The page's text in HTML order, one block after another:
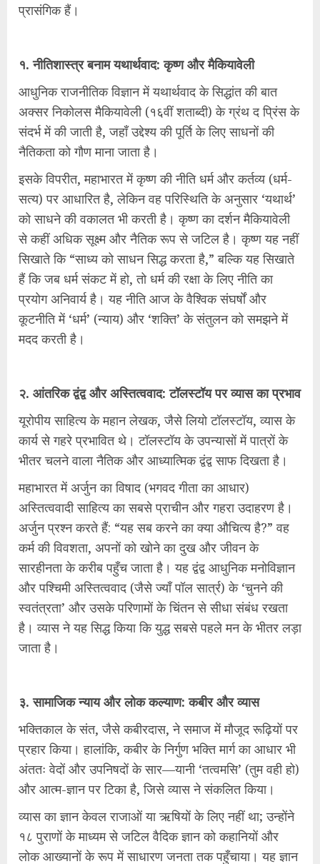
प्रासंगिक हैं।
१. नीतिशास्त्र बनाम यथार्थवाद: कृष्ण और मैकियावेली
आधुनिक राजनीतिक विज्ञान में यथार्थवाद के सिद्धांत की बात
अक्सर निकोलस मैकियावेली (१६वीं शताब्दी) के ग्रंथ द प्रिंस के
संदर्भ में की जाती है, जहाँ उद्देश्य की पूर्ति के लिए साधनों की
नैतिकता को गौण माना जाता है।
इसके विपरीत, महाभारत में कृष्ण की नीति धर्म और कर्तव्य (धर्म-
सत्य) पर आधारित है, लेकिन वह परिस्थिति के अनुसार ‘यथार्थ’
को साधने की वकालत भी करती है। कृष्ण का दर्शन मैकियावेली
से कहीं अधिक सूक्ष्म और नैतिक रूप से जटिल है। कृष्ण यह नहीं
सिखाते कि “साध्य को साधन सिद्ध करता है,” बल्कि यह सिखाते
हैं कि जब धर्म संकट में हो, तो धर्म की रक्षा के लिए नीति का
प्रयोग अनिवार्य है। यह नीति आज के वैश्विक संघर्षों और
कूटनीति में ‘धर्म’ (न्याय) और ‘शक्ति’ के संतुलन को समझने में
मदद करती है।
२. आंतरिक द्वंद्व और अस्तित्ववाद: टॉलस्टॉय पर व्यास का प्रभाव
यूरोपीय साहित्य के महान लेखक, जैसे लियो टॉलस्टॉय, व्यास के
कार्य से गहरे प्रभावित थे। टॉलस्टॉय के उपन्यासों में पात्रों के
भीतर चलने वाला नैतिक और आध्यात्मिक द्वंद्व साफ दिखता है।
महाभारत में अर्जुन का विषाद (भगवद गीता का आधार)
अस्तित्ववादी साहित्य का सबसे प्राचीन और गहरा उदाहरण है।
अर्जुन प्रश्न करते हैं: “यह सब करने का क्या औचित्य है?” वह
कर्म की विवशता, अपनों को खोने का दुख और जीवन के
सारहीनता के करीब पहुँच जाता है। यह द्वंद्व आधुनिक मनोविज्ञान
और पश्चिमी अस्तित्ववाद (जैसे ज्याँ पॉल सार्त्र) के ‘चुनने की
स्वतंत्रता’ और उसके परिणामों के चिंतन से सीधा संबंध रखता
है। व्यास ने यह सिद्ध किया कि युद्ध सबसे पहले मन के भीतर लड़ा
जाता है।
३. सामाजिक न्याय और लोक कल्याण: कबीर और व्यास
भक्तिकाल के संत, जैसे कबीरदास, ने समाज में मौजूद रूढ़ियों पर
प्रहार किया। हालांकि, कबीर के निर्गुण भक्ति मार्ग का आधार भी
अंततः वेदों और उपनिषदों के सार—यानी ‘तत्वमसि’ (तुम वही हो)
और आत्म-ज्ञान पर टिका है, जिसे व्यास ने संकलित किया।
व्यास का ज्ञान केवल राजाओं या ऋषियों के लिए नहीं था; उन्होंने
१८ पुराणों के माध्यम से जटिल वैदिक ज्ञान को कहानियों और
लोक आख्यानों के रूप में साधारण जनता तक पहुँचाया। यह ज्ञान